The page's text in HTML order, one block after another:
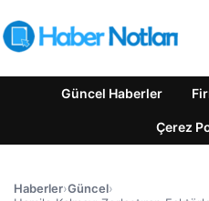
Güncel Haberler
Çerez
Haberler›Güncel›